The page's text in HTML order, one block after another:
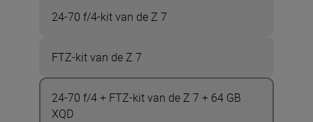
24-70 f/4-kit van de Z 7
FTZ-kit van de Z 7
24-70 f/4 + FTZ-kit van de Z 7 + 64 GB
XQD